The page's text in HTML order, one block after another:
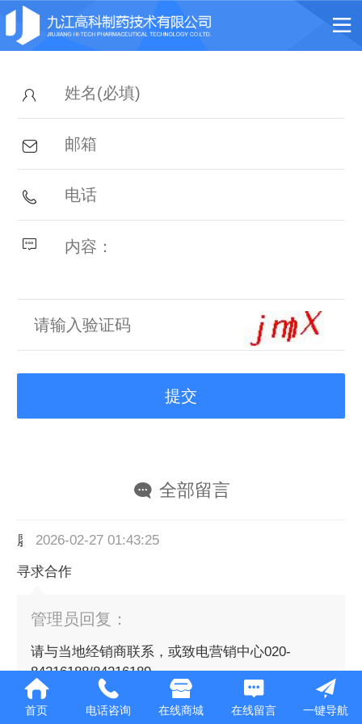
全部留言
廖
2026-02-27 01:43:25
寻求合作
管理员回复：
请与当地经销商联系，或致电营销中心020-
84216188/84216189
首页 电话咨询 在线商城 在线留言 一键导航